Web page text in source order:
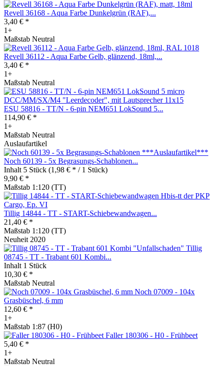
Revell 36168 - Aqua Farbe Dunkelgrün (RAF),...
3,40 € *
1+
Maßstab Neutral
Revell 36112 - Aqua Farbe Gelb, glänzend, 18ml,...
3,40 € *
1+
Maßstab Neutral
ESU 58816 - TT/N - 6-pin NEM651 LokSound 5...
114,90 € *
1+
Maßstab Neutral
Auslaufartikel
Noch 60139 - 5x Begrasungs-Schablonen...
Inhalt 5 Stück (1,98 € * / 1 Stück)
9,90 € *
Maßstab 1:120 (TT)
Tillig 14844 - TT - START-Schiebewandwagen...
21,40 € *
Maßstab 1:120 (TT)
Neuheit 2020
Tillig
08745 - TT - Trabant 601 Kombi...
Inhalt 1 Stück
10,30 € *
Maßstab Neutral
Noch 07009 - 104x
Grasbüschel, 6 mm
12,60 € *
1+
Maßstab 1:87 (H0)
Faller 180306 - H0 - Frühbeet
5,40 € *
1+
Maßstab Neutral